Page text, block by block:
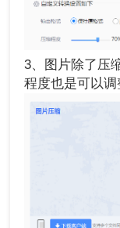
3、图片除了压
程度也是可以调